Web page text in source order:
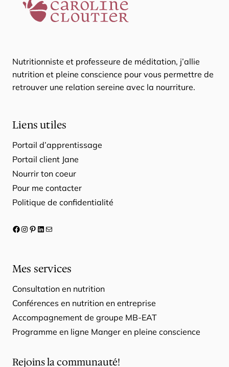
Nutritionniste et professeure de méditation, j’allie
nutrition et pleine conscience pour vous permettre de
retrouver une relation sereine avec la nourriture.
Liens utiles
Portail d’apprentissage
Portail client Jane
Nourrir ton coeur
Pour me contacter
Politique de confidentialité
Facebook
Instagram
Pinterest
LinkedIn
E-mail
Mes services
Consultation en nutrition
Conférences en nutrition en entreprise
Accompagnement de groupe MB-EAT
Programme en ligne Manger en pleine conscience
Rejoins la communauté!